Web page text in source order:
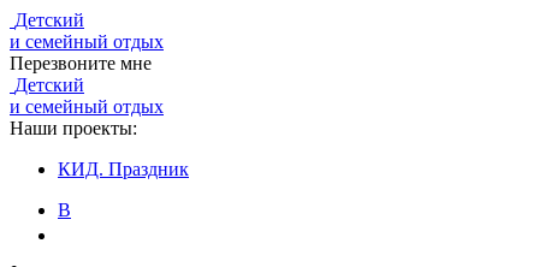
Детский
и семейный отдых
Перезвоните мне
Детский
и семейный отдых
Наши проекты:
КИД. Праздник
В